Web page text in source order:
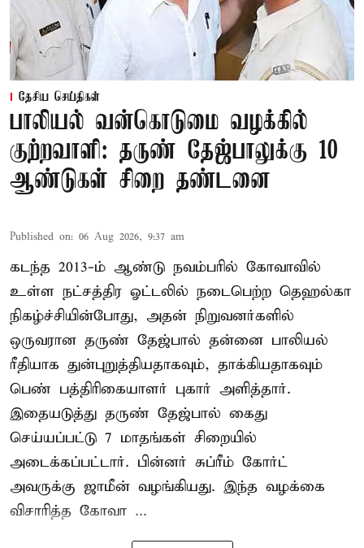
தேசிய செய்திகள்
பாலியல் வன்கொடுமை வழக்கில்
குற்றவாளி: தருண் தேஜ்பாலுக்கு 10
ஆண்டுகள் சிறை தண்டனை
Published on: 06 Aug 2026, 9:37 am
கடந்த 2013-ம் ஆண்டு நவம்பரில் கோவாவில்
உள்ள நட்சத்திர ஓட்டலில் நடைபெற்ற தெஹல்கா
நிகழ்ச்சியின்போது, அதன் நிறுவனர்களில்
ஒருவரான தருண் தேஜ்பால் தன்னை பாலியல்
ரீதியாக துன்புறுத்தியதாகவும், தாக்கியதாகவும்
பெண் பத்திரிகையாளர் புகார் அளித்தார்.
இதையடுத்து தருண் தேஜ்பால் கைது
செய்யப்பட்டு 7 மாதங்கள் சிறையில்
அடைக்கப்பட்டார். பின்னர் சுப்ரீம் கோர்ட்
அவருக்கு ஜாமீன் வழங்கியது. இந்த வழக்கை
விசாரித்த கோவா ...